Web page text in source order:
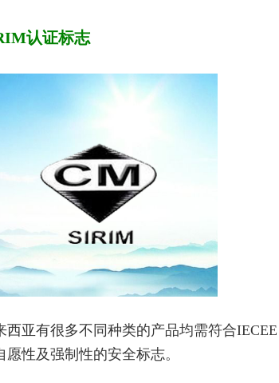
认证标志
西亚有很多不同种类的产品均需符合
愿性及强制性的安全标志。